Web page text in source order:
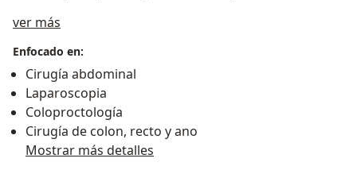
ver más
Enfocado en:
Cirugía abdominal
Laparoscopia
Coloproctología
Cirugía de colon, recto y ano
Mostrar más detalles